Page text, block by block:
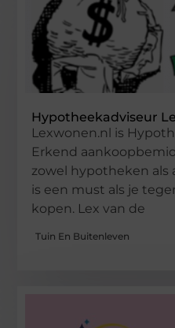
Hypotheekadviseur
Lexwonen.nl is
Erkend
zowel hypotheken
is een must als je
kopen. Lex van de
Tuin En Buitenleven